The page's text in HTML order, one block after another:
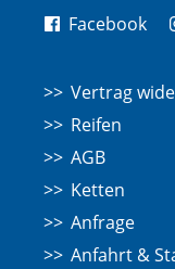
Facebook
Vertrag
Reifen
AGB
Ketten
Anfrage
Anfahrt &